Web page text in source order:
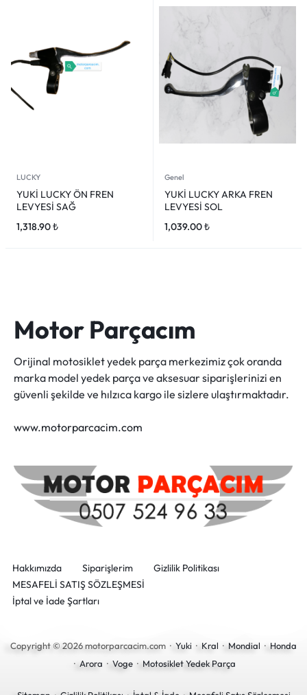
LUCKY
YUKİ LUCKY ÖN FREN
LEVYESİ SAĞ
1,318.90₺
Genel
YUKİ LUCKY ARKA FREN
LEVYESİ SOL
1,039.00₺
Motor Parçacım
Orijinal motosiklet yedek parça merkezimiz çok oranda
marka model yedek parça ve aksesuar siparişlerinizi en
güvenli şekilde ve hılzıca kargo ile sizlere ulaştırmaktadır.
www.motorparcacim.com
Hakkımızda Siparişlerim
Gizlilik Politikası
MESAFELİ SATIŞ SÖZLEŞMESİ
İptal ve İade Şartları
Copyright © 2026 motorparcacim.com · Yuki · Kral · Mondial · Honda
· Arora · Voge· Motosiklet Yedek Parça